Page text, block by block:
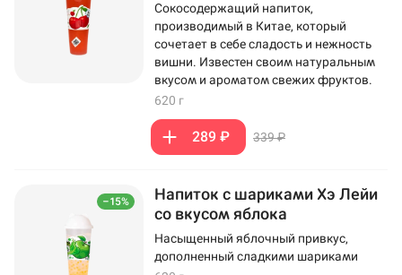
Сокосодержащий напиток,
производимый в Китае, который
сочетает в себе сладость и нежность
вишни. Известен своим натуральным
вкусом и ароматом свежих фруктов.
620 г
289 ₽ 339 ₽
–15%
Напиток с шариками Хэ Лейи
со вкусом яблока
Насыщенный яблочный привкус,
дополненный сладкими шариками